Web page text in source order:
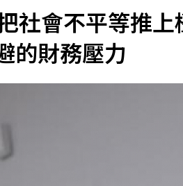
社會不平等推
的財務壓力